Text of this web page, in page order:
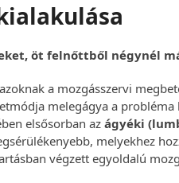
öt felnőttből négynél
a mozgásszervi
melegágya a
elsősorban azágyéki
melyekhez
végzett egyoldalú